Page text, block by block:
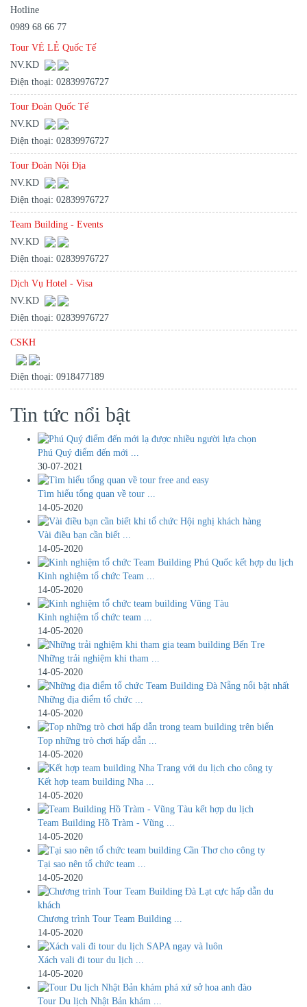
Hotline
0989 68 66 77
Tour VÉ LẺ Quốc Tế
NV.KD
Điện thoại: 02839976727
Tour Đoàn Quốc Tế
NV.KD
Điện thoại: 02839976727
Tour Đoàn Nội Địa
NV.KD
Điện thoại: 02839976727
Team Building - Events
NV.KD
Điện thoại: 02839976727
Dịch Vụ Hotel - Visa
NV.KD
Điện thoại: 02839976727
CSKH
Điện thoại: 0918477189
Tin tức nổi bật
Phú Quý điểm đến mới ...
30-07-2021
Tìm hiểu tổng quan về tour ...
14-05-2020
Vài điều bạn cần biết ...
14-05-2020
Kinh nghiệm tổ chức Team ...
14-05-2020
Kinh nghiệm tổ chức team ...
14-05-2020
Những trải nghiệm khi tham ...
14-05-2020
Những địa điểm tổ chức ...
14-05-2020
Top những trò chơi hấp dẫn ...
14-05-2020
Kết hợp team building Nha ...
14-05-2020
Team Building Hồ Tràm - Vũng ...
14-05-2020
Tại sao nên tổ chức team ...
14-05-2020
Chương trình Tour Team Building ...
14-05-2020
​Xách vali đi tour du lịch ...
14-05-2020
Tour Du lịch Nhật Bản khám ...